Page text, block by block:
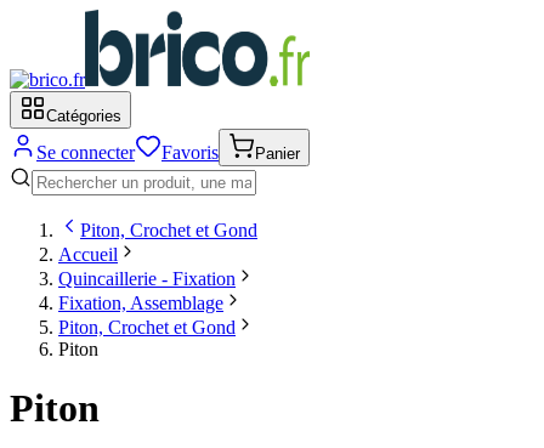
Catégories
Se connecter Favoris Panier
Piton, Crochet et Gond
Accueil
Quincaillerie - Fixation
Fixation, Assemblage
Piton, Crochet et Gond
Piton
Piton